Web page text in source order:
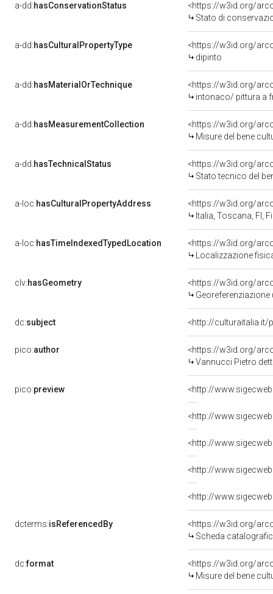
a-dd:hasConservationStatus
<https://w3id.org/
Stato di
a-dd:hasCulturalPropertyType
<https://w3id.org/
dipinto
a-dd:hasMaterialOrTechnique
<https://w3id.org/
intonaco/ pittura a
a-dd:hasMeasurementCollection
<https://w3id.org/
Misure del bene
a-dd:hasTechnicalStatus
<https://w3id.org/
Stato tecnico del
a-loc:hasCulturalPropertyAddress
<https://w3id.org/
Italia, Toscana, FI,
a-loc:hasTimeIndexedTypedLocation
<https://w3id.org/
Localizzazione
clv:hasGeometry
<https://w3id.org/
dc:subject <http://culturaitalia.it/
pico:author
<https://w3id.org/
Vannucci Pietro
pico:preview <http://
<http://
<http://
<http://
<http://
dcterms:isReferencedBy
<https://w3id.org/
Scheda
dc:format
<https://w3id.org/
Misure del bene